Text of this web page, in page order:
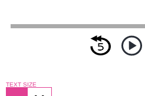
TEXT SIZE